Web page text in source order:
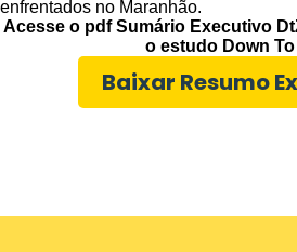
enfrentados no Maranhão.
Acesse o pdf Sumário Executivo
o estudo Down
Baixar Resumo